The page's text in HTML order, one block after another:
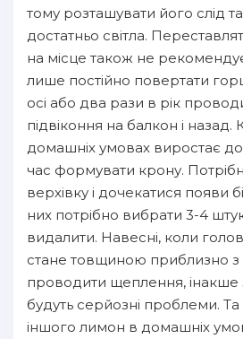
тому розташувати його слід
достатньо світла.
на місце також не
лише постійно повертати
осі або два рази в рік
підвіконня на балкон і
домашніх умовах виростає
час формувати крону.
верхівку і дочекатися появи
них потрібно вибрати 3-4
видалити. Навесні, коли
стане товщиною приблизно з
проводити щеплення,
будуть серйозні проблеми. Та
іншого лимон в домашніх